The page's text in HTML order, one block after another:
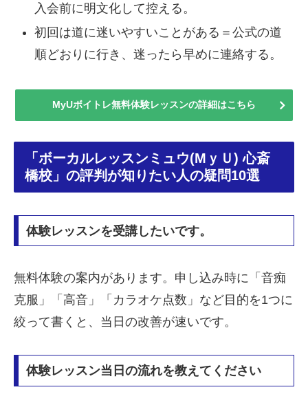
入会前に明文化して控える。
初回は道に迷いやすいことがある＝公式の道
順どおりに行き、迷ったら早めに連絡する。
MyUボイトレ無料体験レッスンの詳細はこちら
「ボーカルレッスンミュウ(MｙＵ) 心斎
橋校」の評判が知りたい人の疑問10選
体験レッスンを受講したいです。
無料体験の案内があります。申し込み時に「音痴
克服」「高音」「カラオケ点数」など目的を1つに
絞って書くと、当日の改善が速いです。
体験レッスン当日の流れを教えてください